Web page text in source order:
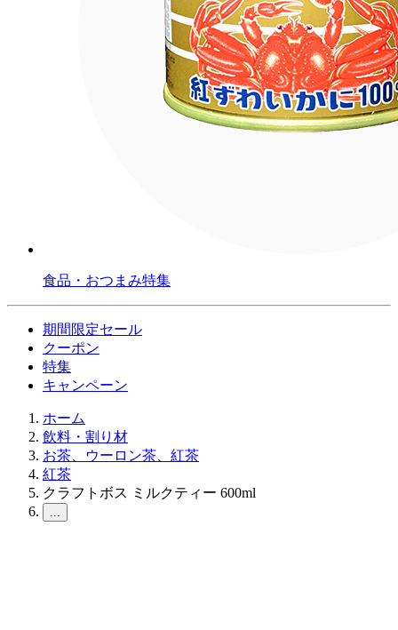
食品・おつまみ特集
期間限定セール
クーポン
特集
キャンペーン
ホーム
飲料・割り材
お茶、ウーロン茶、紅茶
紅茶
クラフトボス ミルクティー 600ml
...